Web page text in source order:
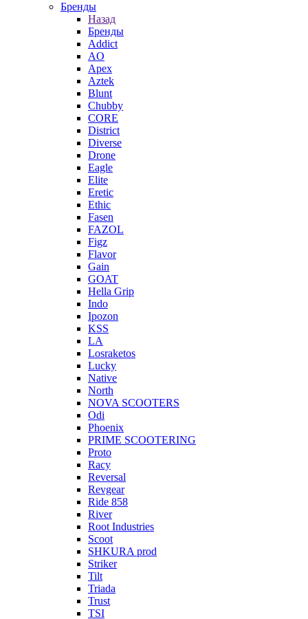
Бренды
Назад
Бренды
Addict
AO
Apex
Aztek
Blunt
Chubby
CORE
District
Diverse
Drone
Eagle
Elite
Eretic
Ethic
Fasen
FAZOL
Figz
Flavor
Gain
GOAT
Hella Grip
Indo
Ipozon
KSS
LA
Losraketos
Lucky
Native
North
NOVA SCOOTERS
Odi
Phoenix
PRIME SCOOTERING
Proto
Racy
Reversal
Revgear
Ride 858
River
Root Industries
Scoot
SHKURA рrоd
Striker
Tilt
Triada
Trust
TSI